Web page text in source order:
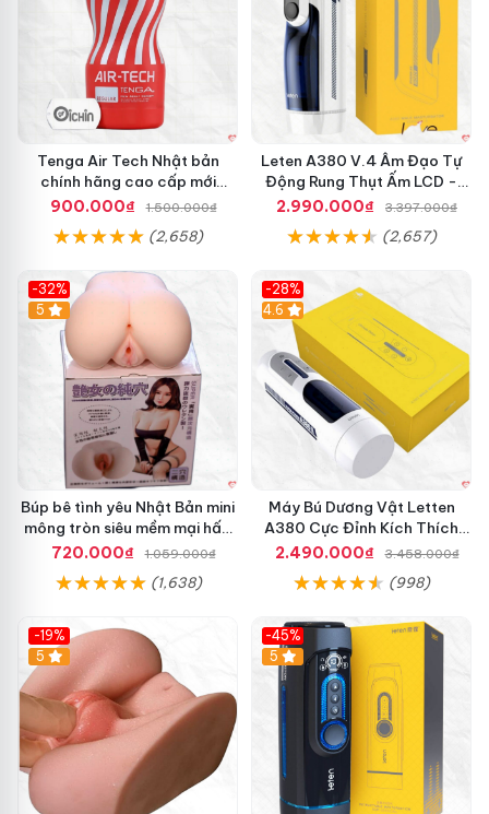
Tenga Air Tech Nhật bản
chính hãng cao cấp mới
nguyên seal giá tốt
900.000₫ 1.500.000₫
(2,658)
Leten A380 V.4 Âm Đạo Tự
Động Rung Thụt Ấm LCD -
Cực Phê
2.990.000₫ 3.397.000₫
(2,657)
-32%
Hot
5
Búp bê tình yêu Nhật Bản mini
mông tròn siêu mềm mại hấp
dẫn
720.000₫ 1.059.000₫
(1,638)
-28%
Hot
4.6
Máy Bú Dương Vật Letten
A380 Cực Đỉnh Kích Thích
Mạnh Mẽ
2.490.000₫ 3.458.000₫
(998)
-19%
Hot
5
-45%
Hot
5